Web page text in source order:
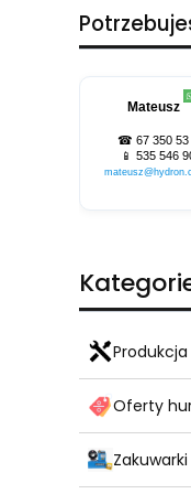
Mateusz
☎ 67 350 53
📱 535 546
Oferty